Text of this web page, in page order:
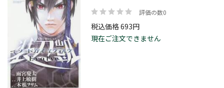
絞り込む 評価の数0
税込価格 693円
現在ご注文できません